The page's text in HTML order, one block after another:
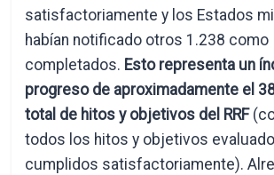
satisfactoriamente y los Estados
habían notificado otros 1.238 como
completados. Esto representa un
progreso de aproximadamente el
total de hitos y objetivos del RRF
todos los hitos y objetivos
cumplidos satisfactoriamente).